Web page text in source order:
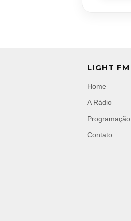
LIGHT FM
Home
A Rádio
Programação
Contato